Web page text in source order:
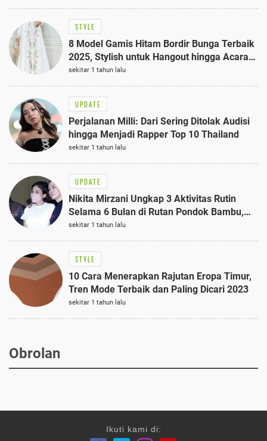
STYLE
8 Model Gamis Hitam Bordir Bunga Terbaik
2025, Stylish untuk Hangout hingga Acara
Semi-Formal
sekitar 1 tahun lalu
UPDATE
Perjalanan Milli: Dari Sering Ditolak Audisi
hingga Menjadi Rapper Top 10 Thailand
sekitar 1 tahun lalu
UPDATE
Nikita Mirzani Ungkap 3 Aktivitas Rutin
Selama 6 Bulan di Rutan Pondok Bambu,
Terungkap!
sekitar 1 tahun lalu
STYLE
10 Cara Menerapkan Rajutan Eropa Timur,
Tren Mode Terbaik dan Paling Dicari 2023
sekitar 1 tahun lalu
Obrolan
Ikuti kami di: